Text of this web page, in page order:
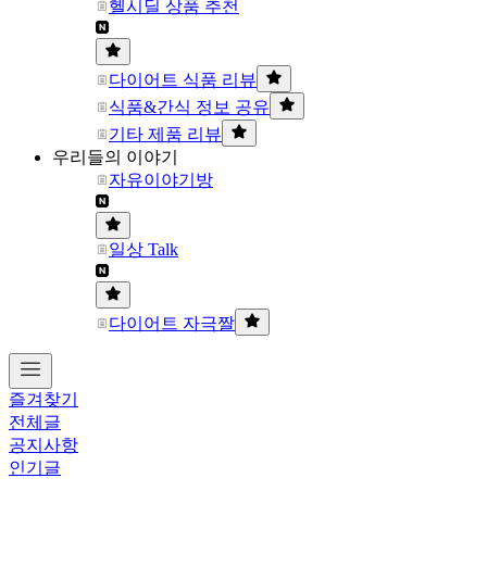
헬시딜 상품 추천
다이어트 식품 리뷰
식품&간식 정보 공유
기타 제품 리뷰
우리들의 이야기
자유이야기방
일상 Talk
다이어트 자극짤
즐겨찾기
전체글
공지사항
인기글